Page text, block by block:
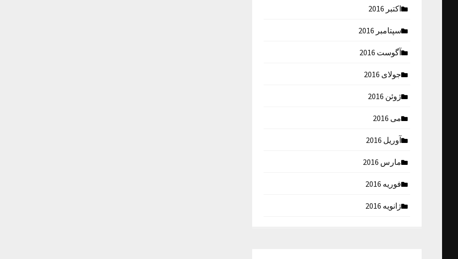
اکتبر 2016
سپتامبر 2016
آگوست 2016
جولای 2016
ژوئن 2016
می 2016
آوریل 2016
مارس 2016
فوریه 2016
ژانویه 2016